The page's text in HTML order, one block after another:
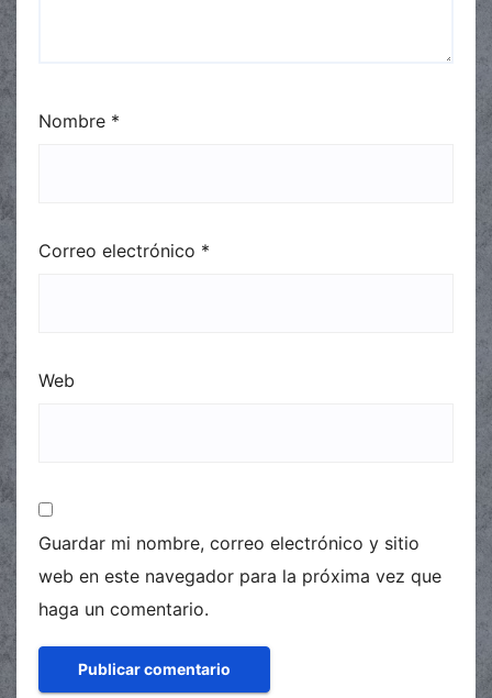
Nombre *
Correo electrónico *
Web
Guardar mi nombre, correo electrónico y sitio
web en este navegador para la próxima vez que
haga un comentario.